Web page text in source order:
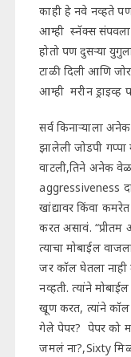
काही हे नवे नव्हते पण
आम्ही स्नॅक्स
होतो पण दुसऱ्या
टाळी दिली आणि
आम्ही मरीन ड्राइव्ह
सर्व किनाऱ्याला
झालेली जोडपी
वाटली,तिने अनेक
aggressiveness
खांद्यावर किंवा
करत असावं. “प्रीतम
त्याचा मोबाईल
जर कॉल घेतला नाही
नव्हती. त्यांने
खूण करत, त्यांने
गेले पेपर? पेपर को
जमलं ना?,Sixty